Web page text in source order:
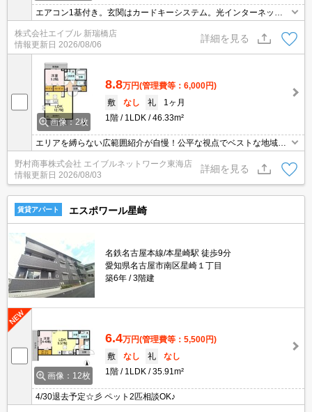
エアコン1基付き。玄関はカードキーシステム。光インターネット
無料使い放題。
株式会社エイブル 新瑞橋店
情報更新日 2026/08/06
詳細を見る
画像：2枚
8.8万円(管理費等：6,000円)
敷
なし 礼
1ヶ月
1階
1LDK 46.33m²
エリアを縛らない広範囲紹介が自慢！公平な視点でベストな地域を
ご提案します。現地集合・オンライン対応！
野村商事株式会社 エイブルネットワーク東海店
情報更新日 2026/08/03
詳細を見る
賃貸アパート エスポワール星崎
名鉄名古屋本線/本星崎駅 徒歩9分
愛知県名古屋市南区星崎１丁目
築6年
3階建
画像：12枚
6.4万円(管理費等：5,500円)
敷
なし 礼
なし
1階
1LDK 35.91m²
4/30退去予定☆彡 ペット2匹相談OK♪